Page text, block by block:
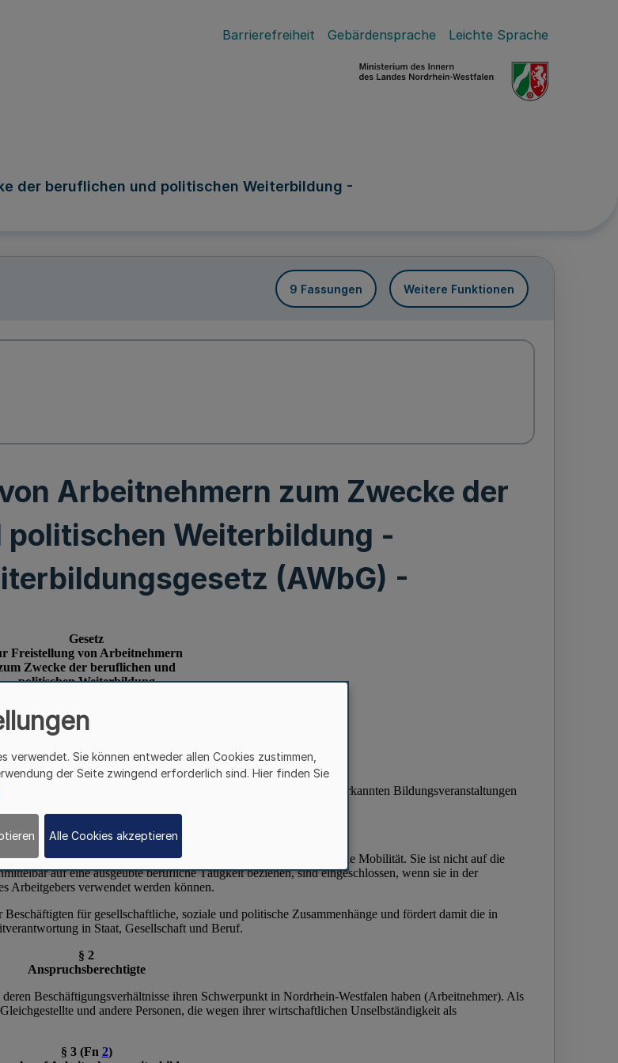
Barrierefreiheit Gebärdensprache Leichte Sprache
der beruflichen und politischen Weiterbildung -
9 Fassungen Weitere Funktionen
Arbeitnehmern zum Zwecke der
Weiterbildung -
(AWbG) -
verwendet. Sie können entweder allen Cookies zustimmen,
der Seite zwingend erforderlich sind. Hier finden Sie
Alle Cookies akzeptieren